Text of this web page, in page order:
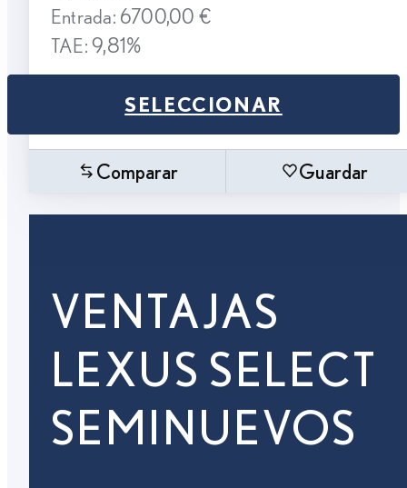
Entrada: 6700,00 €
TAE: 9,81%
SELECCIONAR
Comparar Guardar
VENTAJAS
LEXUS SELECT
SEMINUEVOS